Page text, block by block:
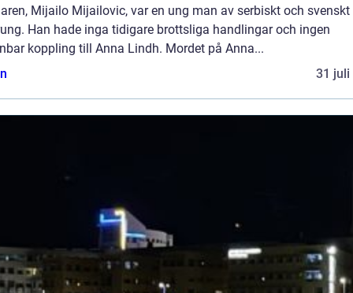
Mijailo Mijailovic, var en ung man av serbiskt och svenskt
Han hade inga tidigare brottsliga handlingar och ingen
koppling till Anna Lindh. Mordet på Anna...
31 juli